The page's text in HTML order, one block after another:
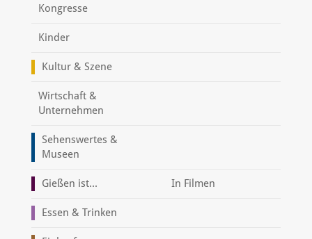
Kongresse
Kinder
Kultur & Szene
Wirtschaft &
Unternehmen
Sehenswertes &
Museen
Gießen ist... In Filmen
Essen & Trinken